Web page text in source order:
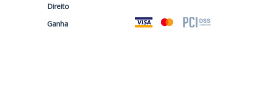
Direito
Ganha